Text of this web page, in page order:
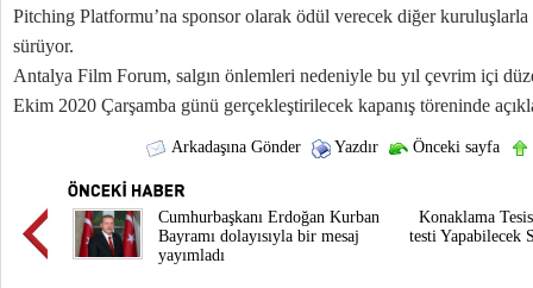
Pitching Platformu’na sponsor olarak ödül verecek diğer kuruluşlarla
sürüyor.
Antalya Film Forum, salgın önlemleri nedeniyle bu yıl çevrim içi
Ekim 2020 Çarşamba günü gerçekleştirilecek kapanış töreninde
Arkadaşına Gönder Yazdır Önceki sayfa
Cumhurbaşkanı Erdoğan Kurban
Bayramı dolayısıyla bir mesaj
yayımladı
Konaklama
testi Yapabilecek